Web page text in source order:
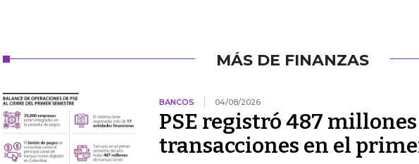
MÁS DE FINANZAS
BANCOS 04/08/2026
PSE registró 487 millones
transacciones en el